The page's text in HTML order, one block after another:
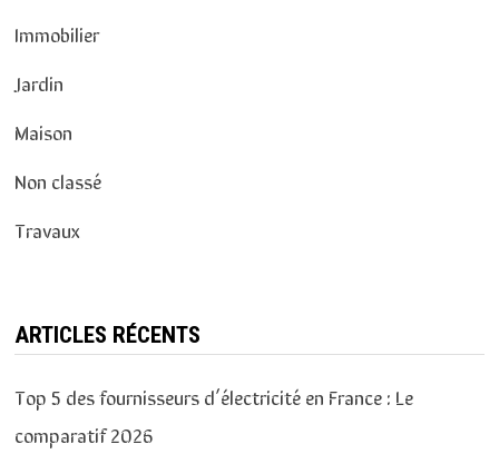
Immobilier
Jardin
Maison
Non classé
Travaux
ARTICLES RÉCENTS
Top 5 des fournisseurs d’électricité en France : Le
comparatif 2026